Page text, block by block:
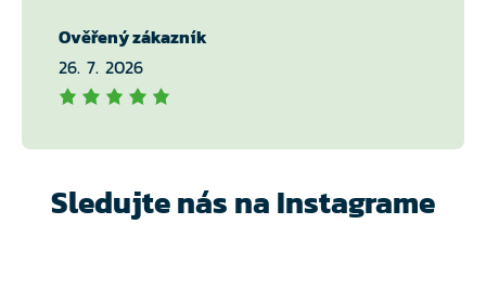
Ověřený zákazník
26. 7. 2026
Sledujte nás na Instagrame